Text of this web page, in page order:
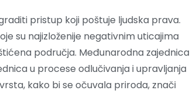
pristup koji poštuje ljudska prava.
su najizloženije negativnim uticajima
područja. Međunarodna zajednica
u procese odlučivanja i upravljanja
kako bi se očuvala priroda, znači